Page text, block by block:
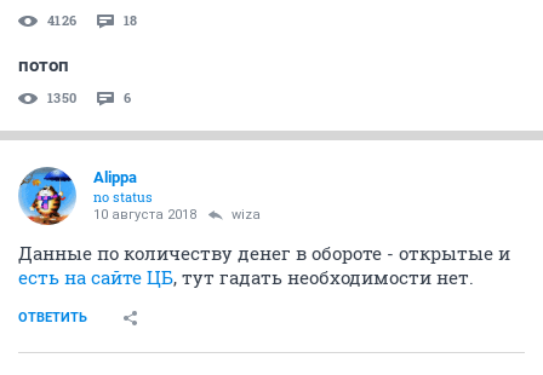
4126 18
потоп
1350 6
Alippa
no status
10 августа 2018 wiza
Данные по количеству денег в обороте - открытые и
есть на сайте ЦБ, тут гадать необходимости нет.
ОТВЕТИТЬ